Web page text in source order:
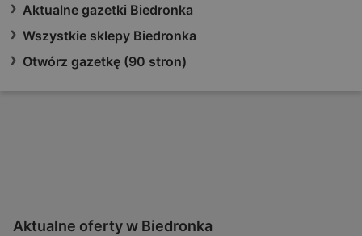
Aktualne gazetki Biedronka
Wszystkie sklepy Biedronka
Otwórz gazetkę (90 stron)
Aktualne oferty w Biedronka